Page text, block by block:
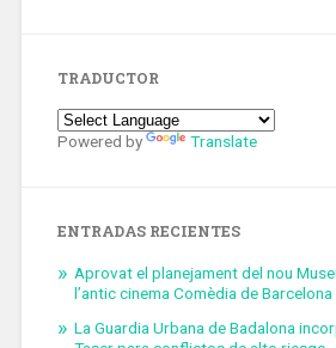
TRADUCTOR
Powered by Translate
ENTRADAS RECIENTES
Aprovat el planejament del nou
l’antic cinema Comèdia de Barcelona
La Guardia Urbana de Badalona